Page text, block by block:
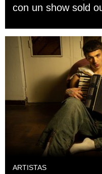
con un show sold
ARTISTAS